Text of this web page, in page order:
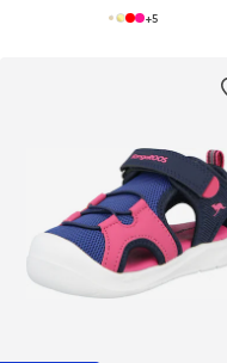
+5